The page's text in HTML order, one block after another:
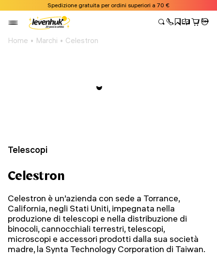
Spedizione gratuita per ordini superiori a 70 €
Home Marchi Celestron
Telescopi
Celestron
Celestron è un’azienda con sede a Torrance,
California, negli Stati Uniti, impegnata nella
produzione di telescopi e nella distribuzione di
binocoli, cannocchiali terrestri, telescopi,
microscopi e accessori prodotti dalla sua società
madre, la Synta Technology Corporation di Taiwan.